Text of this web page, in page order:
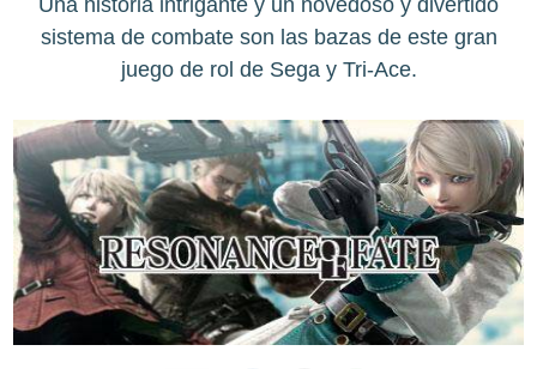
sistema de combate son las bazas de este gran
juego de rol de Sega y Tri-Ace.